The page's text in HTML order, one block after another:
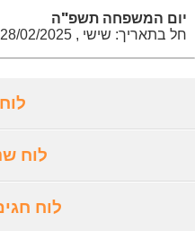
יום המשפחה תשפ"ה
חל בתאריך: שישי , 28/02/2025, ל' בשבט ה'תשפ"ה
לוח
לוח